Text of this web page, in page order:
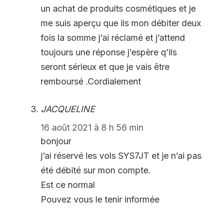
un achat de produits cosmétiques et je
me suis aperçu que ils mon débiter deux
fois la somme j’ai réclamé et j’attend
toujours une réponse j’espère q’ils
seront sérieux et que je vais être
remboursé .Cordialement
JACQUELINE
16 août 2021 à 8 h 56 min
bonjour
j’ai réservé les vols SYS7JT et je n’ai pas
été débité sur mon compte.
Est ce normal
Pouvez vous le tenir informée